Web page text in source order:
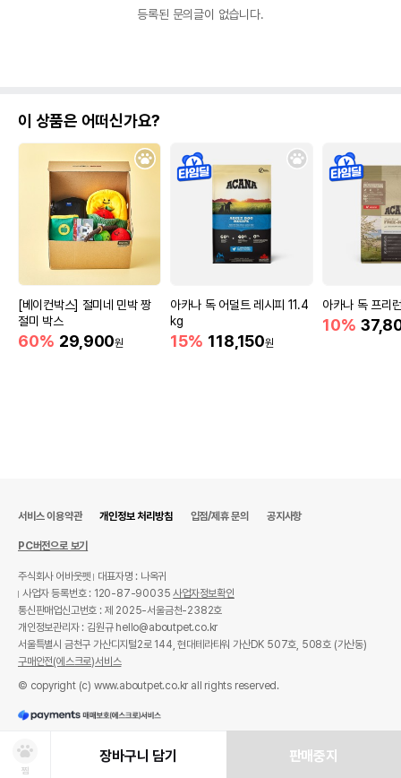
등록된 문의글이 없습니다.
이 상품은 어떠신가요?
[베이컨박스] 절미네 민박 짱
절미 박스
60% 29,900원
아카나 독 어덜트 레시피 11.4
kg
15% 118,150원
아카나 독 프리
10%
찜
장바구니 담기 판매중지
서비스 이용약관 개인정보 처리방침 입점/제휴 문의 공지사항
PC버전으로 보기
주식회사 어바웃펫
대표자명 : 나옥귀
사업자 등록번호 : 120-87-90035사업자정보확인
통신판매업신고번호 : 제 2025-서울금천-2382호
개인정보관리자 : 김원규 hello@aboutpet.co.kr
서울특별시 금천구 가산디지털2로 144, 현대테라타워 가산DK 507호, 508호 (가산동)
구매안전(에스크로)서비스
© copyright (c) www.aboutpet.co.kr all rights reserved.